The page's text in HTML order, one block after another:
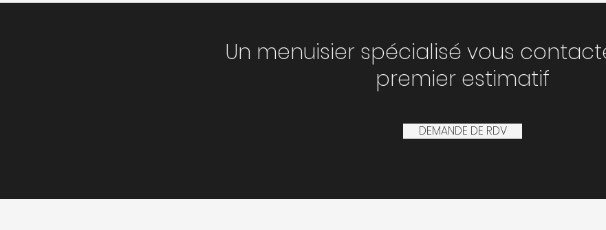
Un menuisier spécialisé vous
premier estimatif
DEMANDE DE RDV